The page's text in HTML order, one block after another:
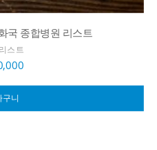
국 종합병원 리스트
스트
구니